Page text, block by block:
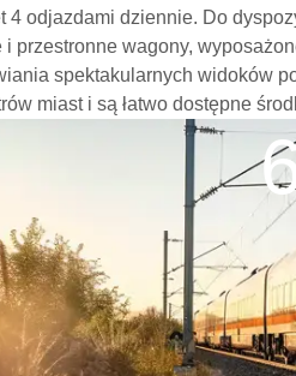
4 odjazdami dziennie. Do
przestronne wagony,
spektakularnych widoków
miast i są łatwo dostępne